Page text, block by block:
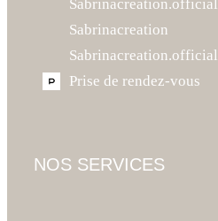
Sabrinacreation.official
Sabrinacreation
Sabrinacreation.official
Prise de rendez-vous
NOS SERVICES